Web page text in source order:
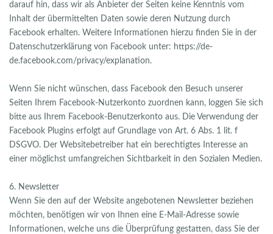
darauf hin, dass wir als Anbieter der Seiten keine Kenntnis vom
Inhalt der übermittelten Daten sowie deren Nutzung durch
Facebook erhalten. Weitere Informationen hierzu finden Sie in der
Datenschutzerklärung von Facebook unter: https://de-
de.facebook.com/privacy/explanation.
Wenn Sie nicht wünschen, dass Facebook den Besuch unserer
Seiten Ihrem Facebook-Nutzerkonto zuordnen kann, loggen Sie sich
bitte aus Ihrem Facebook-Benutzerkonto aus. Die Verwendung der
Facebook Plugins erfolgt auf Grundlage von Art. 6 Abs. 1 lit. f
DSGVO. Der Websitebetreiber hat ein berechtigtes Interesse an
einer möglichst umfangreichen Sichtbarkeit in den Sozialen Medien.
6. Newsletter
Wenn Sie den auf der Website angebotenen Newsletter beziehen
möchten, benötigen wir von Ihnen eine E-Mail-Adresse sowie
Informationen, welche uns die Überprüfung gestatten, dass Sie der